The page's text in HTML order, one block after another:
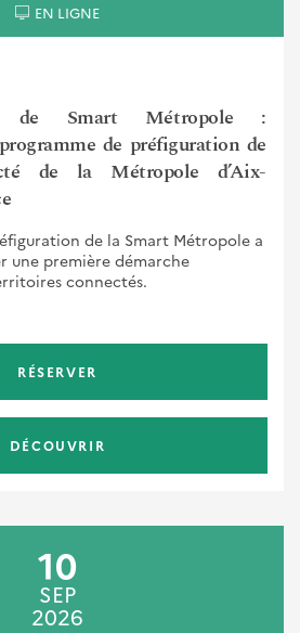
EN LIGNE
de Smart Métropole :
de préfiguration de
de la Métropole d’Aix-
de la Smart Métropole a
une première démarche
connectés.
RÉSERVER
DÉCOUVRIR
10
SEP
2026